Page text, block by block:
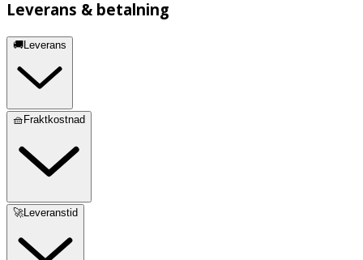
Leverans & betalning
🚚Leverans
🧺Fraktkostnad
🚀Leveranstid